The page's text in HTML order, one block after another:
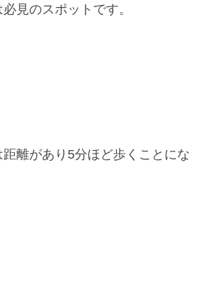
見のスポットです。
離があり5分ほど歩くことにな